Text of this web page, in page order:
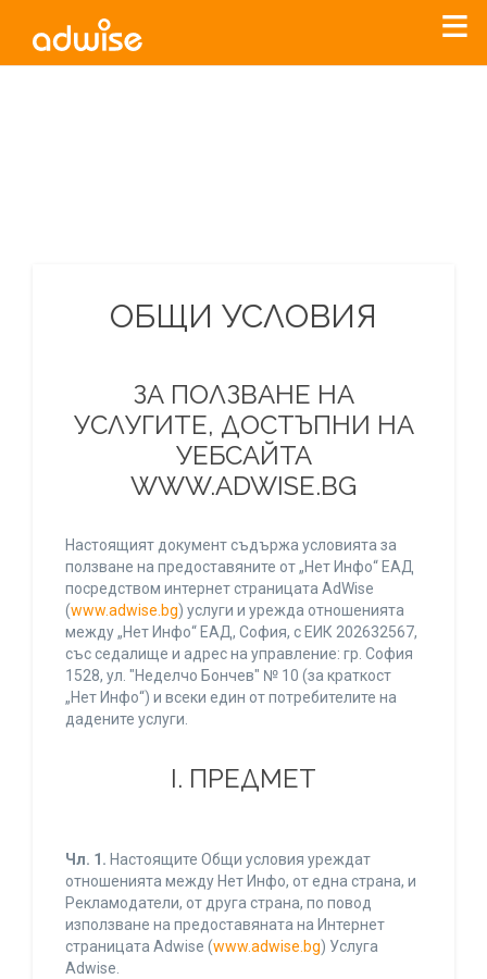
ОБЩИ УСЛОВИЯ
ЗА ПОЛЗВАНЕ НА
УСЛУГИТЕ, ДОСТЪПНИ НА
УЕБСАЙТА
WWW.ADWISE.BG
Настоящият документ съдържа условията за
ползване на предоставяните от „Нет Инфо“ ЕАД
посредством интернет страницата AdWise
(www.adwise.bg) услуги и урежда отношенията
между „Нет Инфо“ ЕАД, София, с ЕИК 202632567,
със седалище и адрес на управление: гр. София
1528, ул. "Неделчо Бончев" № 10 (за краткост
„Нет Инфо“) и всеки един от потребителите на
дадените услуги.
І. ПРЕДМЕТ
Чл. 1. Настоящите Общи условия уреждат
отношенията между Нет Инфо, от една страна, и
Рекламодатели, от друга страна, по повод
използване на предоставяната на Интернет
страницата Adwise (www.adwise.bg) Услуга
Adwise.